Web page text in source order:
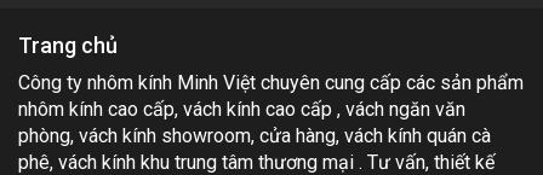
Trang chủ
Công ty nhôm kính Minh Việt chuyên cung cấp các sản phẩm
nhôm kính cao cấp, vách kính cao cấp , vách ngăn văn
phòng, vách kính showroom, cửa hàng, vách kính quán cà
phê, vách kính khu trung tâm thương mại . Tư vấn, thiết kế